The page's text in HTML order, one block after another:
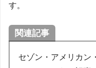
す。
関連記事
セゾン・アメリカン